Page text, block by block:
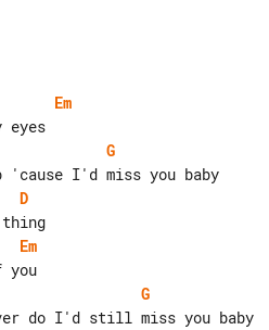
Em
G
D
Em
G